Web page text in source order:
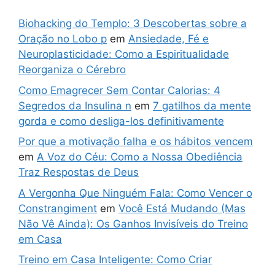
Biohacking do Templo: 3 Descobertas sobre a
Oração no Lobo p em Ansiedade, Fé e
Neuroplasticidade: Como a Espiritualidade
Reorganiza o Cérebro
Como Emagrecer Sem Contar Calorias: 4
Segredos da Insulina n em 7 gatilhos da mente
gorda e como desliga-los definitivamente
Por que a motivação falha e os hábitos vencem
em A Voz do Céu: Como a Nossa Obediência
Traz Respostas de Deus
A Vergonha Que Ninguém Fala: Como Vencer o
Constrangiment em Você Está Mudando (Mas
Não Vê Ainda): Os Ganhos Invisíveis do Treino
em Casa
Treino em Casa Inteligente: Como Criar